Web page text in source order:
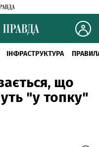
ІНФРАСТРУКТУРА
що
"у топку"